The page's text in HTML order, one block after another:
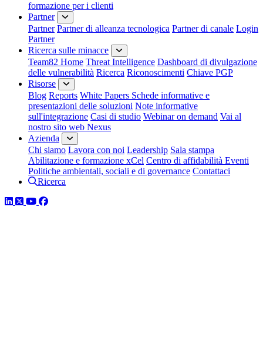
formazione per i clienti
Partner
Partner Partner di alleanza tecnologica Partner di canale Login
Partner
Ricerca sulle minacce
Team82 Home Threat Intelligence Dashboard di divulgazione
delle vulnerabilità Ricerca Riconoscimenti Chiave PGP
Risorse
Blog Reports White Papers Schede informative e
presentazioni delle soluzioni Note informative
sull'integrazione Casi di studio Webinar on demand Vai al
nostro sito web Nexus
Azienda
Chi siamo Lavora con noi Leadership Sala stampa
Abilitazione e formazione xCel Centro di affidabilità Eventi
Politiche ambientali, sociali e di governance Contattaci
Ricerca
LinkedIn
TwitterYouTube
Facebook